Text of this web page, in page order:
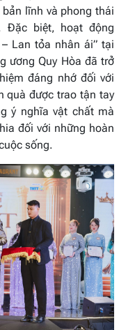
lĩnh và phong thái
Đặc biệt, hoạt động
Lan tỏa nhân ái” tại
ương Quy Hòa đã trở
đáng nhớ đối với
quà được trao tận tay
ý nghĩa vật chất mà
đối với những hoàn
sống.